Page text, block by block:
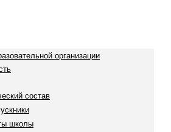
организации
состав
школы